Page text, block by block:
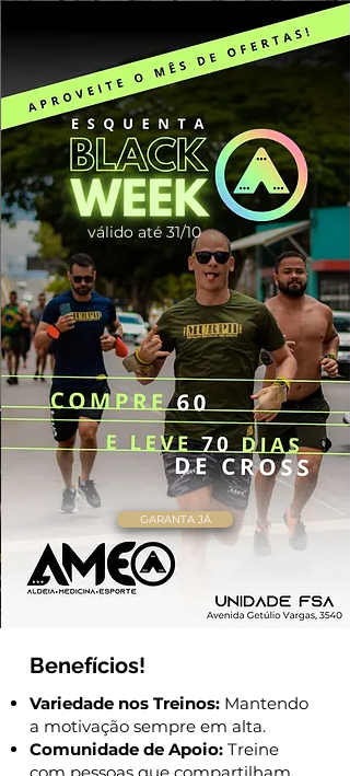
GARANTA JÁ
válido até 31/10
Benefícios!
Variedade nos Treinos: Mantendo
a motivação sempre em alta.
Comunidade de Apoio: Treine